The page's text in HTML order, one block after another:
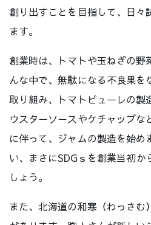
創り出すことを目指して、日々
ます。
創業時は、トマトや玉ねぎの野
んな中で、無駄になる不良果を
取り組み、トマトピューレの製
ウスターソースやケチャップな
に伴って、ジャムの製造を始め
い、まさにSDGｓを創業当初
しょう。
また、北海道の和寒（わっさむ